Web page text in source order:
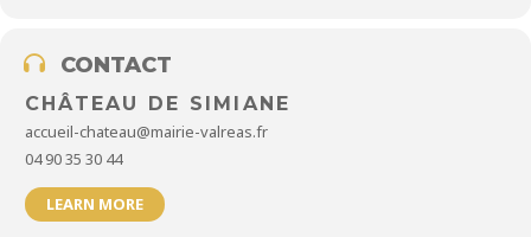
CONTACT
CHÂTEAU DE SIMIANE
accueil-chateau@mairie-valreas.fr
04 90 35 30 44
LEARN MORE